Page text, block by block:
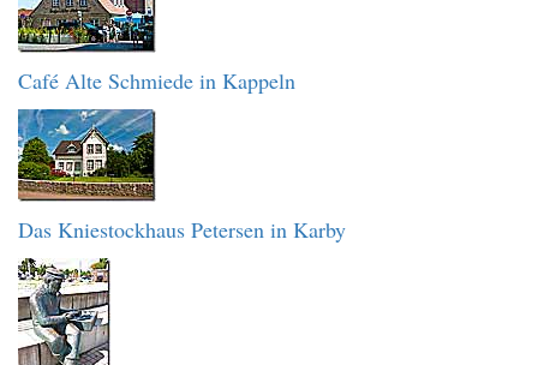
Café Alte Schmiede in Kappeln
Das Kniestockhaus Petersen in Karby